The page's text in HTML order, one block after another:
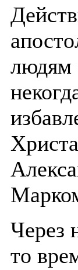
людям
Через
то